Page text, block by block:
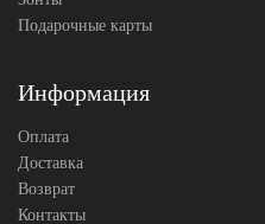
Подарочные карты
Информация
Оплата
Доставка
Возврат
Контакты